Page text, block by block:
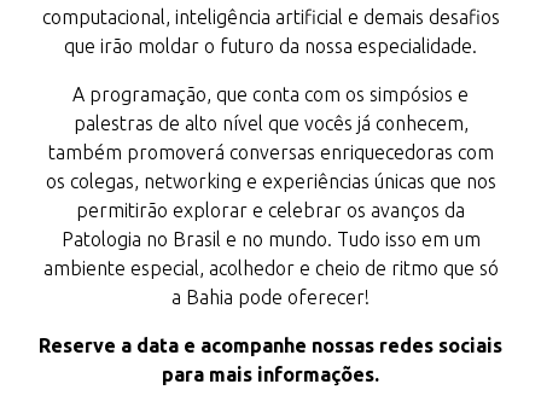
computacional, inteligência artificial e demais desafios
que irão moldar o futuro da nossa especialidade.
A programação, que conta com os simpósios e
palestras de alto nível que vocês já conhecem,
também promoverá conversas enriquecedoras com
os colegas, networking e experiências únicas que nos
permitirão explorar e celebrar os avanços da
Patologia no Brasil e no mundo. Tudo isso em um
ambiente especial, acolhedor e cheio de ritmo que só
a Bahia pode oferecer!
Reserve a data e acompanhe nossas redes sociais
para mais informações.